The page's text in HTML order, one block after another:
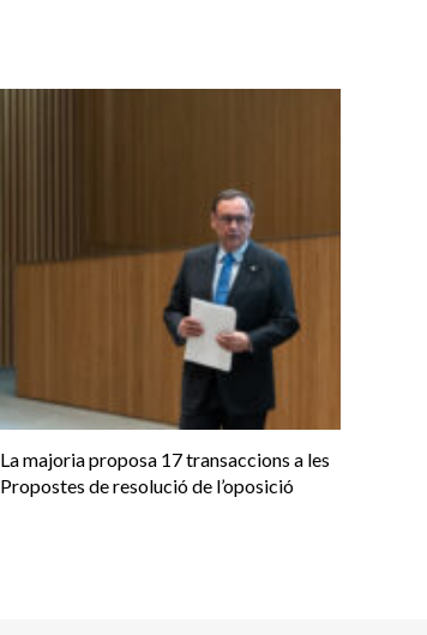
La majoria proposa 17 transaccions a les
Propostes de resolució de l’oposició